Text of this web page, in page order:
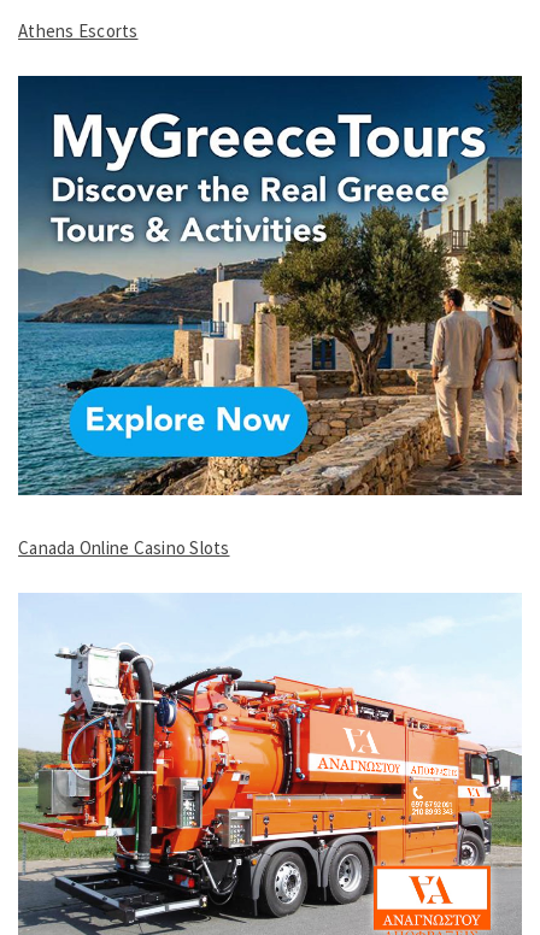
Athens Escorts
Canada Online Casino Slots